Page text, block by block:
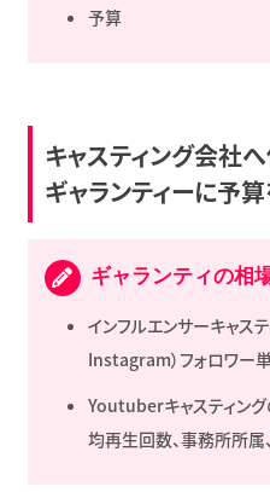
予算
キャスティング会社
ギャランティーに予
ギャランティの相
インフルエンサーキャス
Instagram）フォロワー
Youtuberキャスティング
均再生回数、事務所所属